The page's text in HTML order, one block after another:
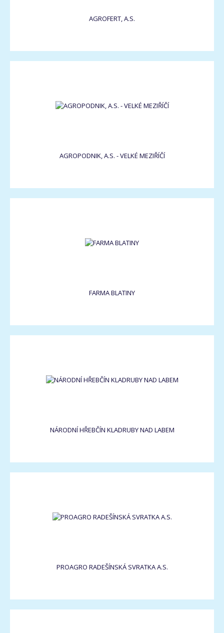
AGROFERT, A.S.
AGROPODNIK, A.S. - VELKÉ MEZIŘÍČÍ
FARMA BLATINY
NÁRODNÍ HŘEBČÍN KLADRUBY NAD LABEM
PROAGRO RADEŠÍNSKÁ SVRATKA A.S.